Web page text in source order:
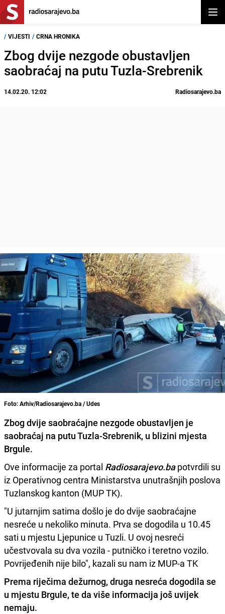
/ VIJESTI / CRNA HRONIKA
Zbog dvije nezgode obustavljen
saobraćaj na putu Tuzla-Srebrenik
14.02.20. 12:02 Radiosarajevo.ba
Foto: Arhiv/Radiosarajevo.ba / Udes
Zbog dvije saobraćajne nezgode obustavljen je
saobraćaj na putu Tuzla-Srebrenik, u blizini mjesta
Brgule.
Ove informacije za portal Radiosarajevo.bapotvrdili su
iz Operativnog centra Ministarstva unutrašnjih poslova
Tuzlanskog kanton (MUP TK).
"U jutarnjim satima došlo je do dvije saobraćajne
nesreće u nekoliko minuta. Prva se dogodila u 10.45
sati u mjestu Ljepunice u Tuzli. U ovoj nesreći
učestvovala su dva vozila - putničko i teretno vozilo.
Povrijeđenih nije bilo", kazali su nam iz MUP-a TK
Prema riječima dežurnog, druga nesreća dogodila se
u mjestu Brgule, te da više informacija još uvijek
nemaju.